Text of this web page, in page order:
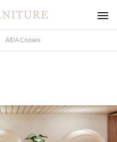
AIDA Cruises